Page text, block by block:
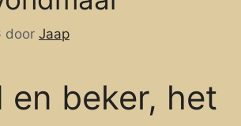
door Jaap
en beker, het